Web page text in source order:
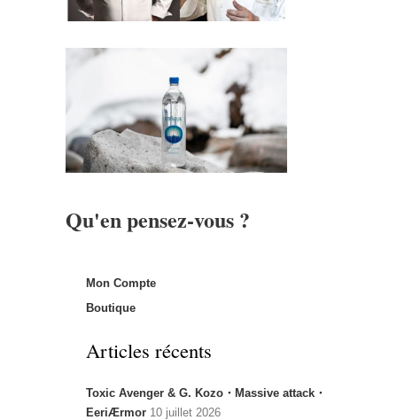
Qu'en pensez-vous ?
Mon Compte
Boutique
Articles récents
Toxic Avenger & G. Kozo・Massive attack・
EeriÆrmor 10 juillet 2026